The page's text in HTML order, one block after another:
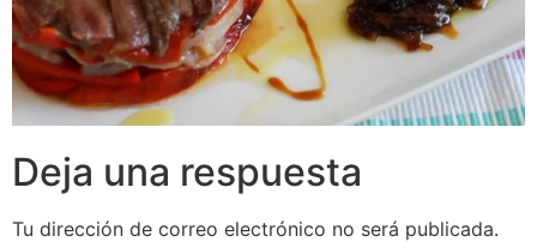
Deja una respuesta
Tu dirección de correo electrónico no será publicada.